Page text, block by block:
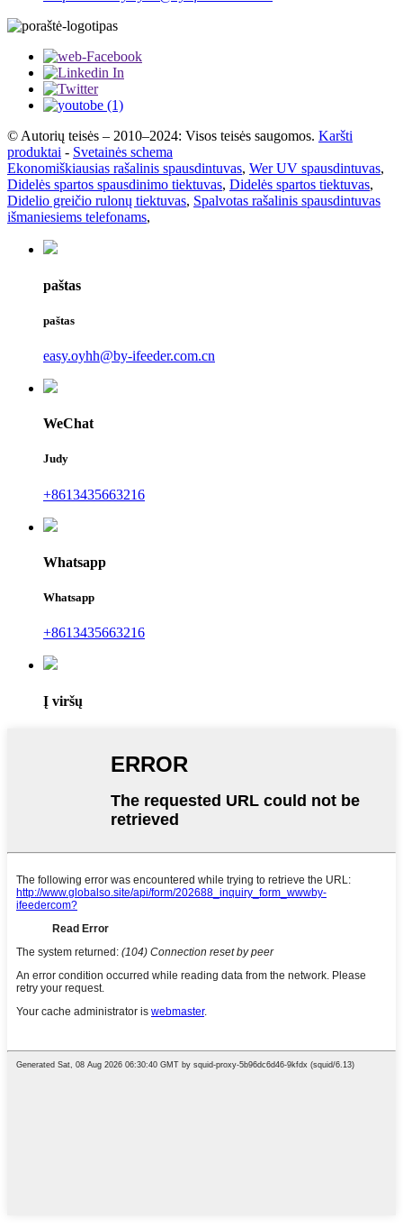
© Autorių teisės – 2010–2024: Visos teisės saugomos. Karšti
produktai - Svetainės schema
Ekonomiškiausias rašalinis spausdintuvas, Wer UV spausdintuvas,
Didelės spartos spausdinimo tiektuvas, Didelės spartos tiektuvas,
Didelio greičio rulonų tiektuvas, Spalvotas rašalinis spausdintuvas
išmaniesiems telefonams,
paštas
paštas
easy.oyhh@by-ifeeder.com.cn
WeChat
Judy
+8613435663216
Whatsapp
Whatsapp
+8613435663216
Į viršų